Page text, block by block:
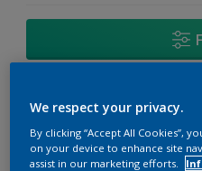
Aquastral Mat
We respect your privacy.
By clicking “Accept All Cookies”,
on your device to enhance site
assist in our marketing efforts.